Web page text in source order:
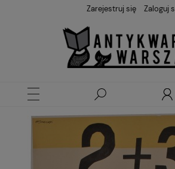
Zarejestruj się Zaloguj